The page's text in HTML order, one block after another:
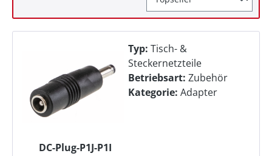
DC-Plug-P1J-P1I
Typ: Tisch- &
Steckernetzteile
Betriebsart: Zubehör
Kategorie: Adapter